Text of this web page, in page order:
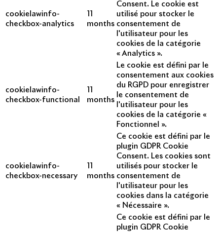
cookielawinfo-
checkbox-analytics
months
Consent. Le cookie est
utilisé pour stocker le
consentement de
l'utilisateur pour les
cookies de la catégorie
« Analytics ».
cookielawinfo-
checkbox-functional
months
Le cookie est défini par le
consentement aux cookies
du RGPD pour enregistrer
le consentement de
l'utilisateur pour les
cookies de la catégorie «
Fonctionnel ».
cookielawinfo-
checkbox-necessary
months
Ce cookie est défini par le
plugin GDPR Cookie
Consent. Les cookies sont
utilisés pour stocker le
consentement de
l'utilisateur pour les
cookies dans la catégorie
« Nécessaire ».
Ce cookie est défini par le
plugin GDPR Cookie